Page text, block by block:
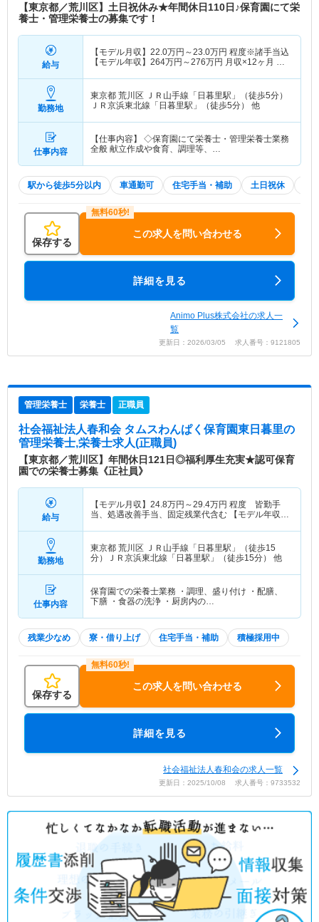
【東京都／荒川区】土日祝休み★年間休日110日♪保育園にて栄
養士・管理栄養士の募集です！
給与
【モデル月収】 22.0万円～23.0万円 程度※諸手当込
【モデル年収】 264万円～276万円 月収×12ヶ月 賞
勤務地
東京都 荒川区 ＪＲ山手線「日暮里駅」（徒歩5分）
ＪＲ京浜東北線「日暮里駅」（徒歩5分） 他
仕事内容
【仕事内容】 ◇保育園にて栄養士・管理栄養士業務
全般 献立作成や食育、調理等、…
駅から徒歩5分以内 車通勤可 住宅手当・補助 土日祝休
保存する
この求人を問い合わせる
詳細を見る
Animo Plus株式会社の求人一
覧
更新日：2026/03/05 求人番号：9121805
管理栄養士 栄養士 正職員
社会福祉法人春和会 タムスわんぱく保育園東日暮里の
管理栄養士,栄養士求人(正職員)
【東京都／荒川区】年間休日121日◎福利厚生充実★認可保育
園での栄養士募集《正社員》
給与
【モデル月収】 24.8万円～29.4万円 程度 皆勤手
当、処遇改善手当、固定残業代含む 【モデル年収】
勤務地
東京都 荒川区 ＪＲ山手線「日暮里駅」（徒歩15
分）ＪＲ京浜東北線「日暮里駅」（徒歩15分） 他
仕事内容
保育園での栄養士業務 ・調理、盛り付け ・配膳、
下膳 ・食器の洗浄 ・厨房内の…
残業少なめ 寮・借り上げ 住宅手当・補助 積極採用中
保存する
この求人を問い合わせる
詳細を見る
社会福祉法人春和会の求人一覧
更新日：2025/10/08 求人番号：9733532